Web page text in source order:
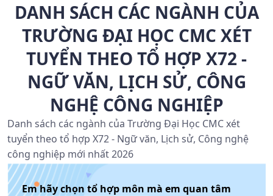
DANH SÁCH CÁC NGÀNH CỦA
TRƯỜNG ĐẠI HỌC CMC XÉT
TUYỂN THEO TỔ HỢP X72 -
NGỮ VĂN, LỊCH SỬ, CÔNG
NGHỆ CÔNG NGHIỆP
Danh sách các ngành của Trường Đại Học CMC xét
tuyển theo tổ hợp X72 - Ngữ văn, Lịch sử, Công nghệ
công nghiệp mới nhất 2026
Em hãy chọn tổ hợp môn mà em quan tâm